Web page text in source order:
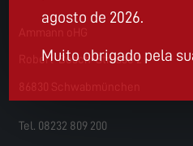
Ammann oHG
Robert-Bosch-Strasse 2
86830 Schwabmünchen
Tel. 08232 809 200
agosto de 2026.
Muito obrigado pela